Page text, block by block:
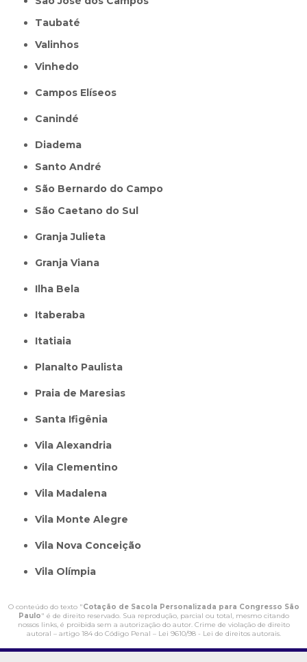
Taubaté
Valinhos
Vinhedo
Campos Elíseos
Canindé
Diadema
Santo André
São Bernardo do Campo
São Caetano do Sul
Granja Julieta
Granja Viana
Ilha Bela
Itaberaba
itatiaia
Planalto Paulista
Praia de Maresias
Santa Ifigênia
Vila Alexandria
Vila Clementino
Vila Madalena
Vila Monte Alegre
Vila Nova Conceição
Vila Olímpia
O conteúdo do texto "Cotação de Sacola Personalizada para Congresso São
Paulo" é de direito reservado. Sua reprodução, parcial ou total, mesmo citando
nossos links, é proibida sem a autorização do autor. Crime de violação de direito
autoral – artigo 184 do Código Penal – Lei 9610/98 - Lei de direitos autorais.